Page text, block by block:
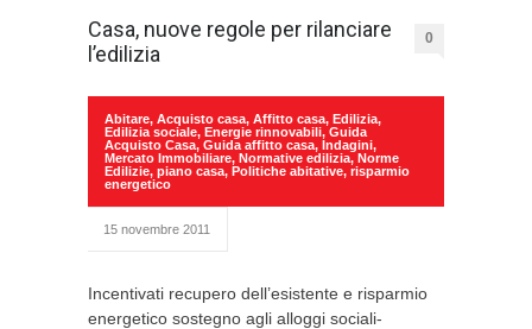
Casa, nuove regole per rilanciare
l’edilizia
0
Abitare, Acquisto casa, Affitto casa, Edilizia,
Edilizia sociale, Energie rinnovabili, Guida
Acquisto Casa, Guida affitto casa, Indagini,
Mercato Immobiliare, Normative edilizia, Norme
Edilizie, piano casa, Politiche abitative, risparmio
energetico
15 novembre 2011
Incentivati recupero dell’esistente e risparmio
energetico sostegno agli alloggi sociali-